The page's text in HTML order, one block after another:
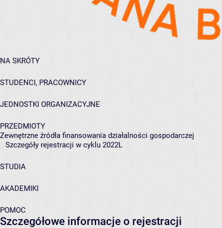
NA SKRÓTY
STUDENCI, PRACOWNICY
JEDNOSTKI ORGANIZACYJNE
PRZEDMIOTY
Zewnętrzne źródła finansowania działalności gospodarczej
Szczegóły rejestracji w cyklu 2022L
STUDIA
AKADEMIKI
POMOC
Szczegółowe informacje o rejestracji